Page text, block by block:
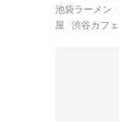
池袋ラーメン
屋 渋谷カフェ